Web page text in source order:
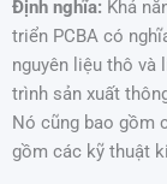
Định nghĩa: Khả
triển PCBA có
nguyên liệu thô và
trình sản xuất
Nó cũng bao gồm
gồm các kỹ thuật